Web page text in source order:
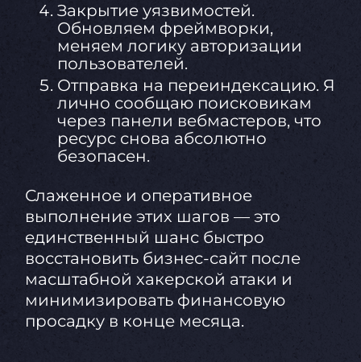
Закрытие уязвимостей.
Обновляем фреймворки,
меняем логику авторизации
пользователей.
Отправка на переиндексацию. Я
лично сообщаю поисковикам
через панели вебмастеров, что
ресурс снова абсолютно
безопасен.
Слаженное и оперативное
выполнение этих шагов — это
единственный шанс быстро
восстановить бизнес-сайт после
масштабной хакерской атаки и
минимизировать финансовую
просадку в конце месяца.